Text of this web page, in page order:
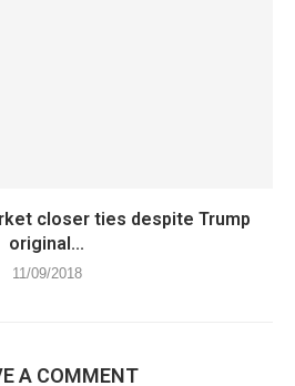
closer ties despite Trump
original...
11/09/2018
A COMMENT